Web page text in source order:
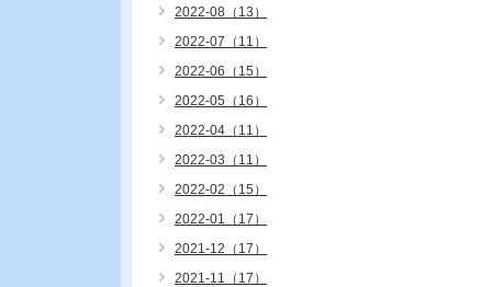
2022-08（13）
2022-07（11）
2022-06（15）
2022-05（16）
2022-04（11）
2022-03（11）
2022-02（15）
2022-01（17）
2021-12（17）
2021-11（17）